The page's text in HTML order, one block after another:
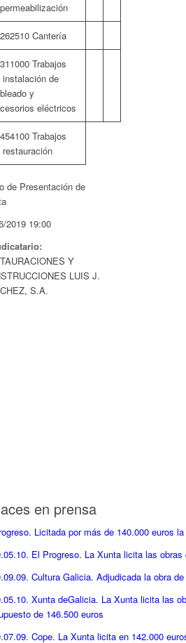
Cantería
Trabajos
instalación de
y
eléctricos
Trabajos
restauración
de Presentación de
2019 19:00
Y
LUIS J.
S.A.
en prensa
Licitada por más de 140.000 euros
El Progreso. La Xunta licita las
Cultura Galicia. Adjudicada la obra
Xunta deGalicia. La Xunta licita las
de 146.500 euros
Cope. La Xunta licita en 142.000